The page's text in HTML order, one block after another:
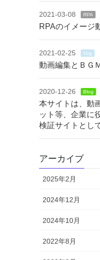
2021-03-08 RPA
RPAのイメージ
2021-02-25 Vog
動画編集とＢＧ
2020-12-26 Blog
本サイトは、動
ット等、企業に
検証サイトとし
アーカイブ
2025年2月
2024年12月
2024年10月
2022年8月